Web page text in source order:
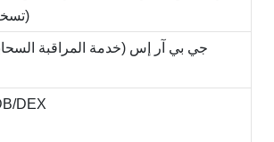
جي بي آر إس (خدمة المراقبة
DEX